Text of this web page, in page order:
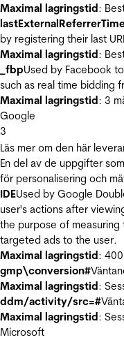
Maximal lagringstid:
by registering their last
Maximal lagringstid:
_fbpUsed by Facebook
such as real time bidding
Maximal lagringstid: 3
Google
3
Läs mer om den här
En del av de uppgifter
för personalisering och
IDEUsed by Google
user's actions after
the purpose of
targeted ads to the user.
Maximal lagringstid:
gmp\conversion#
Maximal lagringstid:
ddm/activity/src=#
Maximal lagringstid:
Microsoft